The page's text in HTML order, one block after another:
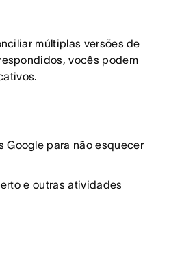
múltiplas versões de
vocês podem
Google para não esquecer
e outras atividades